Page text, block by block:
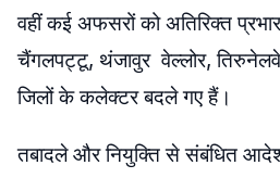
वहीं कई अफसरों को अतिरिक्त
चैंगलपट्टू, थंजावुर वेल्लोर,
जिलों के कलेक्टर बदले गए हैं।
तबादले और नियुक्ति से संबंधित